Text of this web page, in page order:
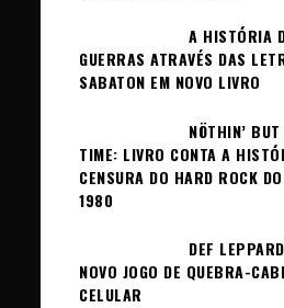
A HISTÓRIA
GUERRAS ATRAVÉS DAS
SABATON EM NOVO LIVRO
NÖTHIN’
TIME: LIVRO CONTA A
CENSURA DO HARD ROCK
1980
DEF
NOVO JOGO DE QUEBRA-
CELULAR